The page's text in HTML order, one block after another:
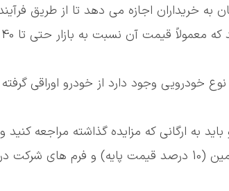
به خریداران اجازه می دهد تا از طریق
قیمت آن نسبت به بازار حتی تا 40 درصد پایین تر است.
خودرویی وجود دارد از خودرو اوراقی
به ارگانی که مزایده گذاشته مراجعه
دریافت کنید.